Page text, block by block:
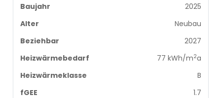
Baujahr
2025
Alter
Neubau
Beziehbar
2027
Heizwärmebedarf
77 kWh/m2a
Heizwärmeklasse
B
fGEE
1.7